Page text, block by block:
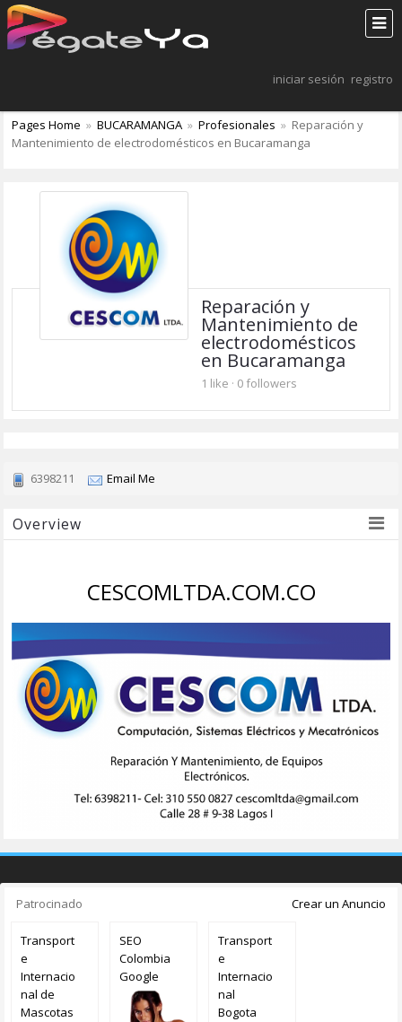
iniciar sesión registro
Pages Home » BUCARAMANGA » Profesionales » Reparación y
Mantenimiento de electrodomésticos en Bucaramanga
Reparación y
Mantenimiento de
electrodomésticos
en Bucaramanga
1 like · 0 followers
6398211 Email Me
INFORMACIÓN
MAPA
FOTOS (2)
Overview
CESCOMLTDA.COM.CO
Patrocinado Crear un Anuncio
Transport
e
Internacio
nal de
Mascotas
SEO
Colombia
Google
Transport
e
Internacio
nal
Bogota